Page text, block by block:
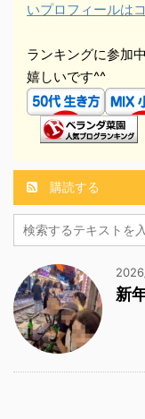
いプロフィールは
ランキングに参加
嬉しいです^^
購読する
新